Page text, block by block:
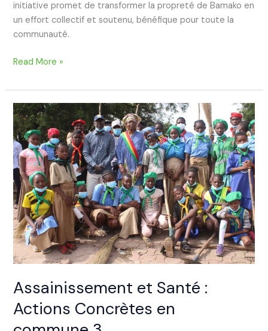
initiative promet de transformer la propreté de Bamako en
un effort collectif et soutenu, bénéfique pour toute la
communauté.
Read More »
Assainissement et Santé :
Actions Concrètes en
Assainissement
et
Santé
:
Actions
Concrètes
en
commune
3